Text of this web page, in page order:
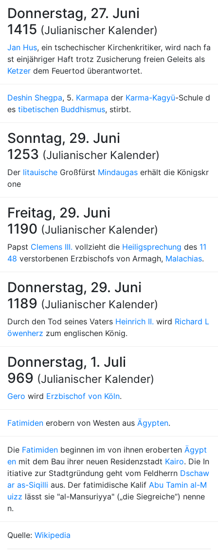
Donnerstag, 27. Juni
1415 (Julianischer Kalender)
Jan Hus, ein tschechischer Kirchenkritiker, wird nach fa
st einjähriger Haft trotz Zusicherung freien Geleits als
Ketzer dem Feuertod überantwortet.
Deshin Shegpa, 5. Karmapa der Karma-Kagyü-Schule d
es tibetischen Buddhismus, stirbt.
Sonntag, 29. Juni
1253 (Julianischer Kalender)
Der litauische Großfürst Mindaugas erhält die Königskr
one
Freitag, 29. Juni
1190 (Julianischer Kalender)
Papst Clemens III. vollzieht die Heiligsprechung des 11
48 verstorbenen Erzbischofs von Armagh, Malachias.
Donnerstag, 29. Juni
1189 (Julianischer Kalender)
Durch den Tod seines Vaters Heinrich II. wird Richard L
öwenherz zum englischen König.
Donnerstag, 1. Juli
969 (Julianischer Kalender)
Gero wird Erzbischof von Köln.
Fatimiden erobern von Westen aus Ägypten.
Die Fatimiden beginnen im von ihnen eroberten Ägypt
en mit dem Bau ihrer neuen Residenzstadt Kairo. Die In
itiative zur Stadtgründung geht vom Feldherrn Dschaw
ar as-Siqilli aus. Der fatimidische Kalif Abu Tamin al-M
uizz lässt sie "al-Mansuriyya" („die Siegreiche“) nenne
n.
Quelle: Wikipedia